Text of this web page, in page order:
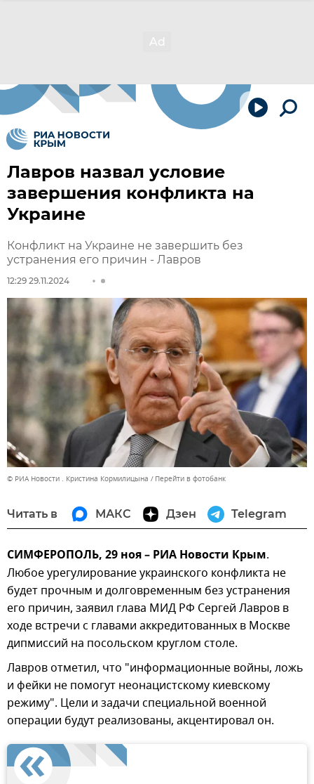
Лавров назвал условие
завершения конфликта на
Украине
Конфликт на Украине не завершить без
устранения его причин - Лавров
12:29 29.11.2024
© РИА Новости . Кристина Кормилицына Перейти в фотобанк
Читать в МАКС Дзен Telegram
СИМФЕРОПОЛЬ, 29 ноя – РИА Новости Крым.
Любое урегулирование украинского конфликта не
будет прочным и долговременным без устранения
его причин, заявил глава МИД РФ Сергей Лавров в
ходе встречи с главами аккредитованных в Москве
дипмиссий на посольском круглом столе.
Лавров отметил, что "информационные войны, ложь
и фейки не помогут неонацистскому киевскому
режиму". Цели и задачи специальной военной
операции будут реализованы, акцентировал он.